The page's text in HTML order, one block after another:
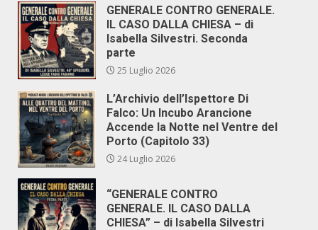
GENERALE CONTRO GENERALE.
IL CASO DALLA CHIESA – di
Isabella Silvestri. Seconda
parte
25 Luglio 2026
L’Archivio dell’Ispettore Di
Falco: Un Incubo Arancione
Accende la Notte nel Ventre del
Porto (Capitolo 33)
24 Luglio 2026
“GENERALE CONTRO
GENERALE. IL CASO DALLA
CHIESA” – di Isabella Silvestri